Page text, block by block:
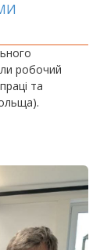
робочий
та